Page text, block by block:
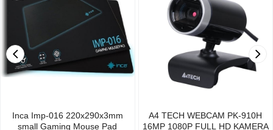
Inca Imp-016 220x290x3mm
small Gaming Mouse Pad
A4 TECH WEBCAM PK-910H
16MP 1080P FULL HD KAMERA